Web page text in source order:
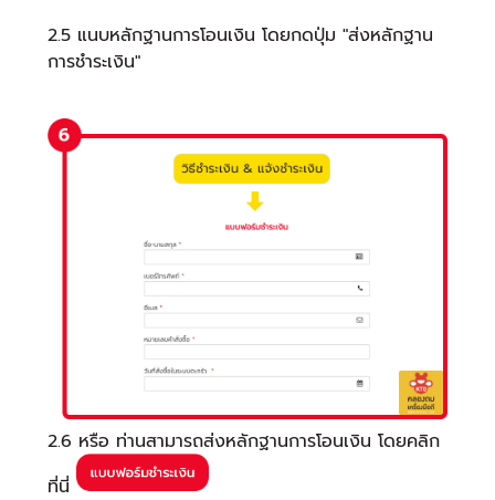
2.5 แนบหลักฐานการโอนเงิน โดยกดปุ่ม "ส่งหลักฐาน
การชำระเงิน"
2.6 หรือ ท่านสามารถส่งหลักฐานการโอนเงิน โดยคลิก
ที่นี่